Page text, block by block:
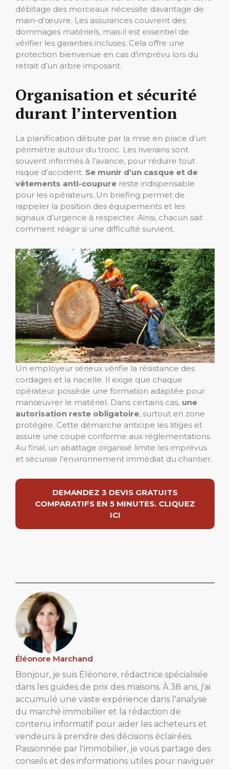
débitage des morceaux nécessite davantage de
main-d’œuvre. Les assurances couvrent des
dommages matériels, mais il est essentiel de
vérifier les garanties incluses. Cela offre une
protection bienvenue en cas d’imprévu lors du
retrait d’un arbre imposant.
Organisation et sécurité
durant l’intervention
La planification débute par la mise en place d’un
périmètre autour du tronc. Les riverains sont
souvent informés à l’avance, pour réduire tout
risque d’accident. Se munir d’un casque et de
vêtements anti-coupure reste indispensable
pour les opérateurs. Un briefing permet de
rappeler la position des équipements et les
signaux d’urgence à respecter. Ainsi, chacun sait
comment réagir si une difficulté survient.
Un employeur sérieux vérifie la résistance des
cordages et la nacelle. Il exige que chaque
opérateur possède une formation adaptée pour
manœuvrer le matériel. Dans certains cas, une
autorisation reste obligatoire, surtout en zone
protégée. Cette démarche anticipe les litiges et
assure une coupe conforme aux réglementations.
Au final, un abattage organisé limite les imprévus
et sécurise l’environnement immédiat du chantier.
DEMANDEZ 3 DEVIS GRATUITS
COMPARATIFS EN 5 MINUTES. CLIQUEZ
ICI
Éléonore Marchand
Bonjour, je suis Éléonore, rédactrice spécialisée
dans les guides de prix des maisons. À 38 ans, j'ai
accumulé une vaste expérience dans l'analyse
du marché immobilier et la rédaction de
contenu informatif pour aider les acheteurs et
vendeurs à prendre des décisions éclairées.
Passionnée par l'immobilier, je vous partage des
conseils et des informations utiles pour naviguer